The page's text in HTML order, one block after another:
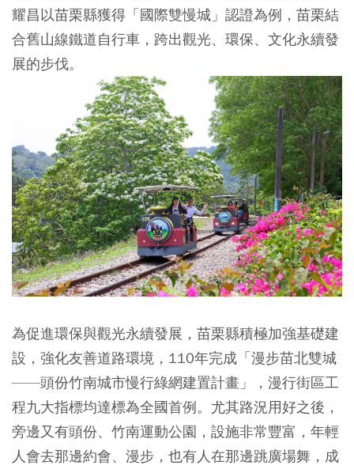
耀昌以苗栗縣獲得「國際雙慢城」認證為例，苗栗結
合舊山線鐵道自行車，跨出觀光、環保、文化永續發
展的步伐。
為促進環保與觀光永續發展，苗栗縣積極加強基礎建
設，強化友善道路環境，110年完成「漫步苗北雙城
——頭份竹南城市慢行綠網建置計畫」，漫行街區工
程九大指標均達標為全國首例。尤其路況用好之後，
旁邊又有頭份、竹南運動公園，設施非常豐富，年輕
人會去那邊約會、漫步，也有人在那邊跳廣場舞，成